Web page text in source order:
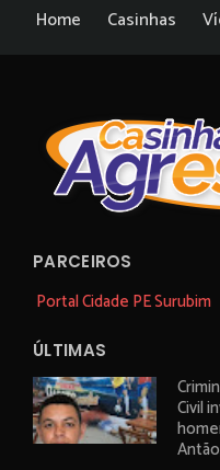
Home Casinhas
PARCEIROS
Portal Cidade PE Surubim
ÚLTIMAS
Civil